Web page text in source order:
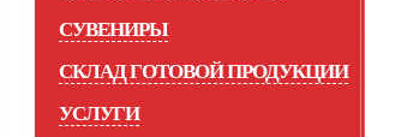
СУВЕНИРЫ
СКЛАД ГОТОВОЙ ПРОДУКЦИИ
УСЛУГИ